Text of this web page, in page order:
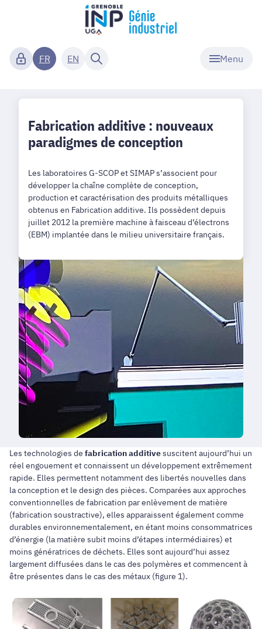
Menu
FR EN
Fabrication additive : nouveaux
paradigmes de conception
Les laboratoires G-SCOP et SIMAP s’associent pour
développer la chaîne complète de conception,
production et caractérisation des produits métalliques
obtenus en Fabrication additive. Ils possèdent depuis
juillet 2012 la première machine à faisceau d’électrons
(EBM) implantée dans le milieu universitaire français.
Les technologies de fabrication additivesuscitent aujourd’hui un
réel engouement et connaissent un développement extrêmement
rapide. Elles permettent notamment des libertés nouvelles dans
la conception et le design des pièces. Comparées aux approches
conventionnelles de fabrication par enlèvement de matière
(fabrication soustractive), elles apparaissent également comme
durables environnementalement, en étant moins consommatrices
d’énergie (la matière subit moins d’étapes intermédiaires) et
moins génératrices de déchets. Elles sont aujourd’hui assez
largement diffusées dans le cas des polymères et commencent à
être présentes dans le cas des métaux (figure 1).